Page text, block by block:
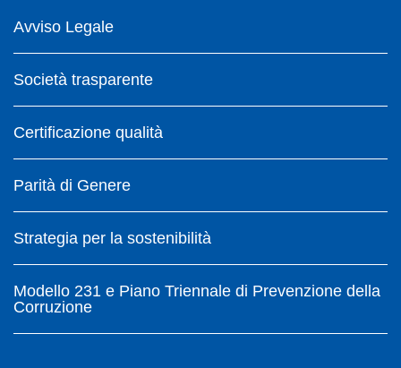
Avviso Legale
Società trasparente
Certificazione qualità
Parità di Genere
Strategia per la sostenibilità
Modello 231 e Piano Triennale di Prevenzione della
Corruzione